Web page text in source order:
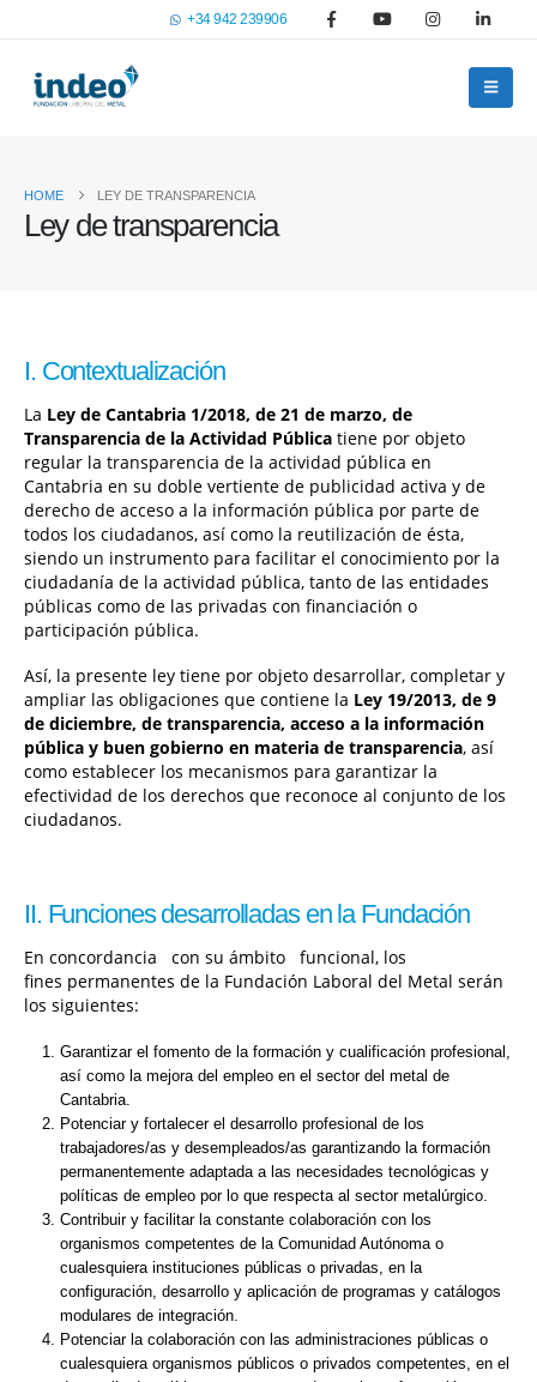
+34 942 239906
HOME LEY DE TRANSPARENCIA
Ley de transparencia
I. Contextualización
La Ley de Cantabria 1/2018, de 21 de marzo, de
Transparencia de la Actividad Pública tiene por objeto
regular la transparencia de la actividad pública en
Cantabria en su doble vertiente de publicidad activa y de
derecho de acceso a la información pública por parte de
todos los ciudadanos, así como la reutilización de ésta,
siendo un instrumento para facilitar el conocimiento por la
ciudadanía de la actividad pública, tanto de las entidades
públicas como de las privadas con financiación o
participación pública.
Así, la presente ley tiene por objeto desarrollar, completar y
ampliar las obligaciones que contiene la Ley 19/2013, de 9
de diciembre, de transparencia, acceso a la información
pública y buen gobierno en materia de transparencia, así
como establecer los mecanismos para garantizar la
efectividad de los derechos que reconoce al conjunto de los
ciudadanos.
II. Funciones desarrolladas en la Fundación
En concordancia con su ámbito funcional, los
fines permanentes de la Fundación Laboral del Metal serán
los siguientes:
Garantizar el fomento de la formación y cualificación profesional,
así como la mejora del empleo en el sector del metal de
Cantabria.
Potenciar y fortalecer el desarrollo profesional de los
trabajadores/as y desempleados/as garantizando la formación
permanentemente adaptada a las necesidades tecnológicas y
políticas de empleo por lo que respecta al sector metalúrgico.
Contribuir y facilitar la constante colaboración con los
organismos competentes de la Comunidad Autónoma o
cualesquiera instituciones públicas o privadas, en la
configuración, desarrollo y aplicación de programas y catálogos
modulares de integración.
Potenciar la colaboración con las administraciones públicas o
cualesquiera organismos públicos o privados competentes, en el